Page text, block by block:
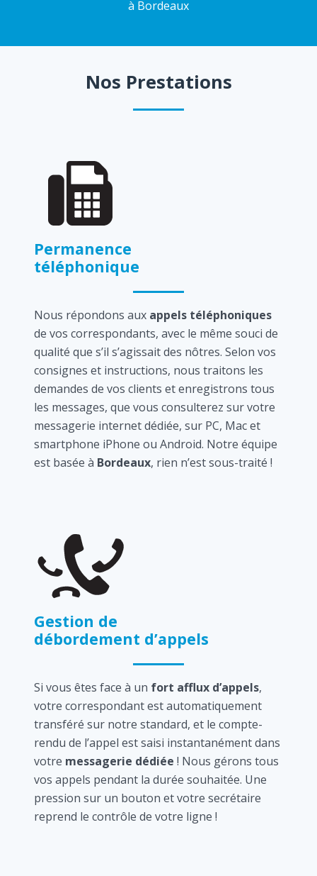
à Bordeaux
Nos Prestations
Permanence
téléphonique
Nous répondons aux appels téléphoniques
de vos correspondants, avec le même souci de
qualité que s’il s’agissait des nôtres. Selon vos
consignes et instructions, nous traitons les
demandes de vos clients et enregistrons tous
les messages, que vous consulterez sur votre
messagerie internet dédiée, sur PC, Mac et
smartphone iPhone ou Android. Notre équipe
est basée à Bordeaux, rien n’est sous-traité !
Gestion de
débordement d’appels
Si vous êtes face à un fort afflux d’appels,
votre correspondant est automatiquement
transféré sur notre standard, et le compte-
rendu de l’appel est saisi instantanément dans
votre messagerie dédiée ! Nous gérons tous
vos appels pendant la durée souhaitée. Une
pression sur un bouton et votre secrétaire
reprend le contrôle de votre ligne !